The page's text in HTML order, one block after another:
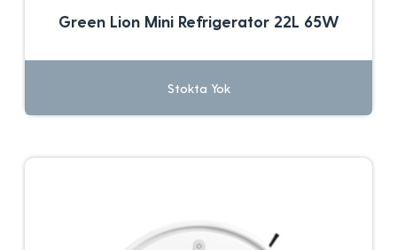
Green Lion Mini Refrigerator 22L 65W
Stokta Yok